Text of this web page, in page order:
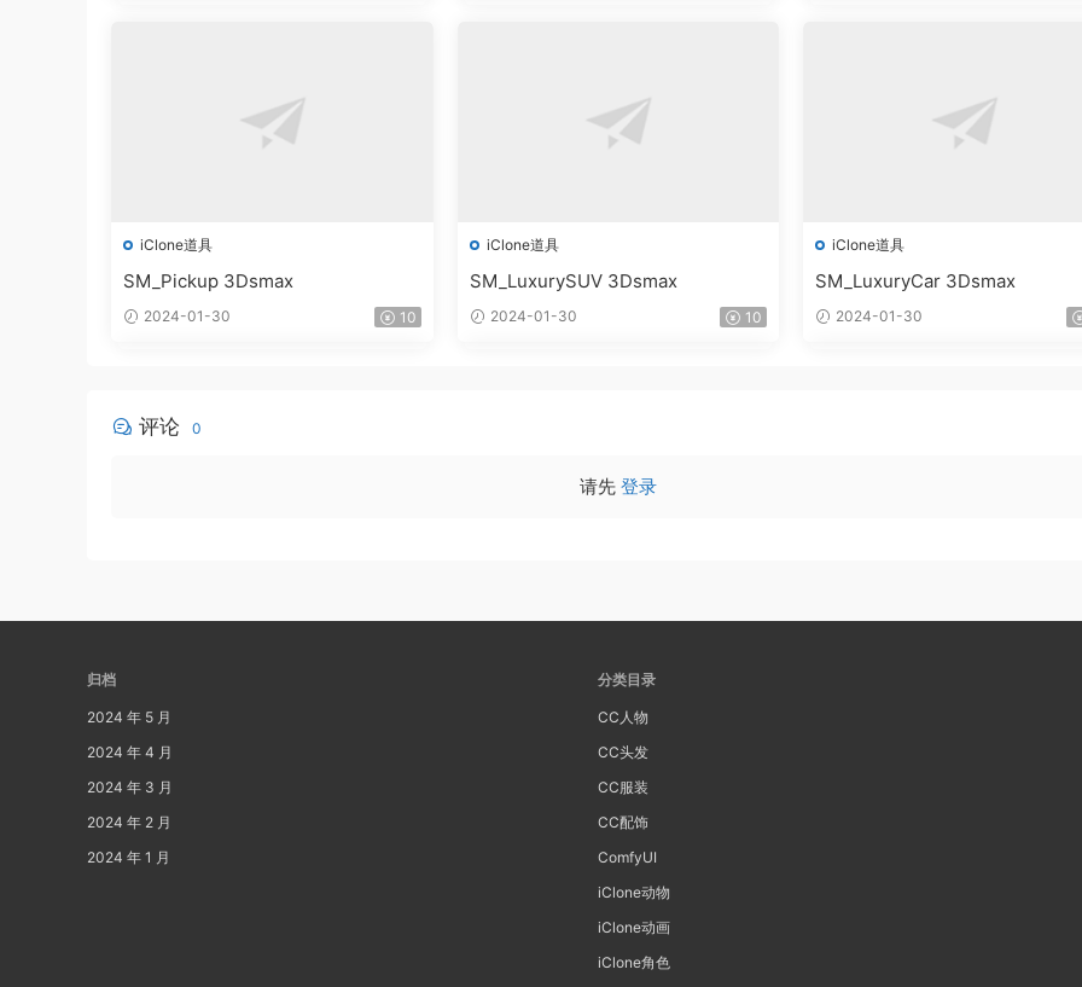
iClone道具
SM_Pickup 3Dsmax
2024-01-30 10
iClone道具
SM_LuxurySUV 3Dsmax
2024-01-30 10
iClone道具
SM_LuxuryCar 3Dsmax
2024-01-30
评论 0
请先 登录
归档
2024 年 5 月
2024 年 4 月
2024 年 3 月
2024 年 2 月
2024 年 1 月
分类目录
CC人物
CC头发
CC服装
CC配饰
ComfyUI
iClone动物
iClone动画
iClone角色